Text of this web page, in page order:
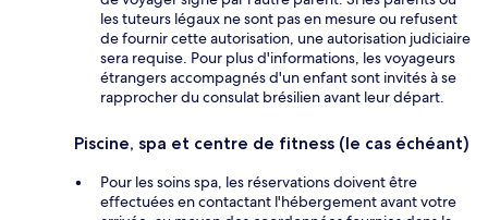
les tuteurs légaux ne sont pas en mesure ou refusent
de fournir cette autorisation, une autorisation judiciaire
sera requise. Pour plus d'informations, les voyageurs
étrangers accompagnés d'un enfant sont invités à se
rapprocher du consulat brésilien avant leur départ.
Piscine, spa et centre de fitness (le cas échéant)
Pour les soins spa, les réservations doivent être
effectuées en contactant l'hébergement avant votre